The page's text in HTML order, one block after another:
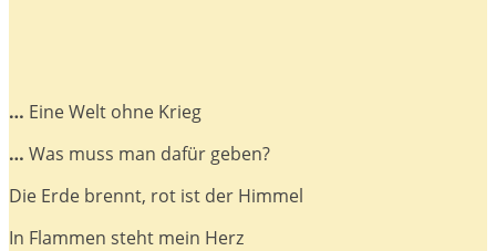
… Eine Welt ohne Krieg
… Was muss man dafür geben?
Die Erde brennt, rot ist der Himmel
In Flammen steht mein Herz